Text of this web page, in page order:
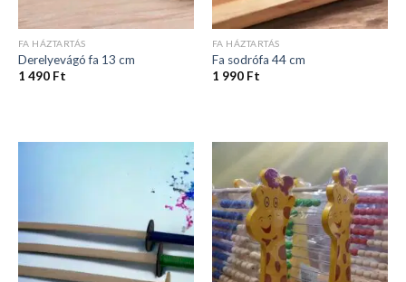
FA HÁZTARTÁS
Derelyevágó fa 13 cm
1 490 Ft
FA HÁZTARTÁS
Fa sodrófa 44 cm
1 990 Ft